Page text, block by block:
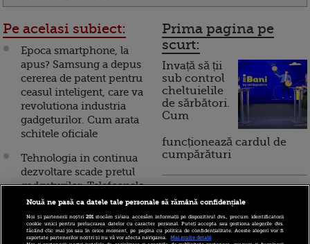
Pe acelasi subiect:
Epoca smartphone, la
apus? Samsung a depus
cererea de patent pentru
ceasul inteligent, care va
revolutiona industria
gadgeturilor. Cum arata
schitele oficiale
Tehnologia in continua
dezvoltare scade pretul
gadgeturilor. Telefoanele
si tabletele de anul trecut,
mai ieftine si cu 60%
Laptopul care se ruleaza
Prima pagina pe
scurt:
Invață să ții
sub control
cheltuielile
de sărbători.
Cum
funcționează cardul de
cumpărături
TV de informații
economice și educație
financiară, a devenit iBani
Nouă ne pasă ca datele tale personale să rămână confidențiale
Noi și partenerii noștri201stocăm și/sau accesăm informații pe dispozitivul dvs., precum identificatorii
cookie unici pentru prelucrarea datelor cu caracter personal. Puteți accepta sau gestiona alegerile dvs.
făcând clic mai jos sau în orice moment, pe pagina cu politica de confidențialitate. Aceste alegeri vor fi
raportate partenerilor noștri și nu vă vor afecta navigarea.
Mai multe detalii